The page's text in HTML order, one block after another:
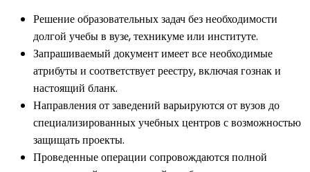
Решение образовательных задач без необходимости
долгой учебы в вузе, техникуме или институте.
Запрашиваемый документ имеет все необходимые
атрибуты и соответствует реестру, включая гознак и
настоящий бланк.
Направления от заведений варьируются от вузов до
специализированных учебных центров с возможностью
защищать проекты.
Проведенные операции сопровождаются полной